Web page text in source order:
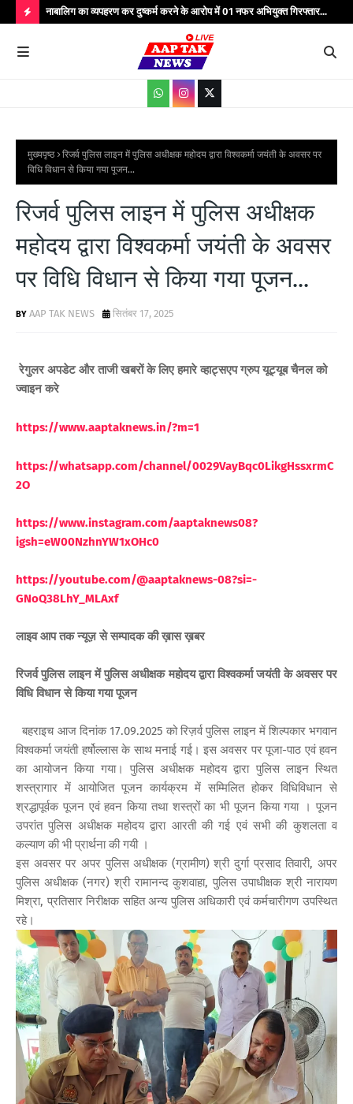
O
S
S
नाबालिग का व्यपहरण कर दुष्कर्म करने के आरोप में 01 नफर अभियुक्त गिरफ्तार...
मुख्यपृष्ठ
रिजर्व पुलिस लाइन में पुलिस अधीक्षक महोदय द्वारा विश्वकर्मा जयंती के अवसर पर
विधि विधान से किया गया पूजन...
रिजर्व पुलिस लाइन में पुलिस अधीक्षक
महोदय द्वारा विश्वकर्मा जयंती के अवसर
पर विधि विधान से किया गया पूजन...
AAP TAK NEWS सितंबर 17, 2025
रेगुलर अपडेट और ताजी खबरों के लिए हमारे व्हाट्सएप ग्रुप यूट्यूब चैनल को
ज्वाइन करे
https://www.aaptaknews.in/?m=1
https://whatsapp.com/channel/0029VayBqc0LikgHssxrmC
2O
https://www.instagram.com/aaptaknews08?
igsh=eW00NzhnYW1xOHc0
https://youtube.com/@aaptaknews-08?si=-
GNoQ38LhY_MLAxf
लाइव आप तक न्यूज़ से सम्पादक की ख़ास ख़बर
रिजर्व पुलिस लाइन में पुलिस अधीक्षक महोदय द्वारा विश्वकर्मा जयंती के अवसर पर
विधि विधान से किया गया पूजन
बहराइच आज दिनांक 17.09.2025 को रिज़र्व पुलिस लाइन में शिल्पकार भगवान
विश्वकर्मा जयंती हर्षोल्लास के साथ मनाई गई। इस अवसर पर पूजा-पाठ एवं हवन
का आयोजन किया गया। पुलिस अधीक्षक महोदय द्वारा पुलिस लाइन स्थित
शस्त्रागार में आयोजित पूजन कार्यक्रम में सम्मिलित होकर विधिविधान से
श्रद्धापूर्वक पूजन एवं हवन किया तथा शस्त्रों का भी पूजन किया गया । पूजन
उपरांत पुलिस अधीक्षक महोदय द्वारा आरती की गई एवं सभी की कुशलता व
कल्याण की भी प्रार्थना की गयी ।
इस अवसर पर अपर पुलिस अधीक्षक (ग्रामीण) श्री दुर्गा प्रसाद तिवारी, अपर
पुलिस अधीक्षक (नगर) श्री रामानन्द कुशवाहा, पुलिस उपाधीक्षक श्री नारायण
मिश्रा, प्रतिसार निरीक्षक सहित अन्य पुलिस अधिकारी एवं कर्मचारीगण उपस्थित
रहे।